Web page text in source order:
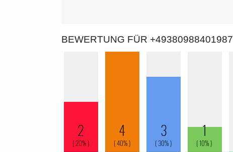
BEWERTUNG FÜR +49380988401987